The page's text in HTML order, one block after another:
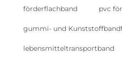
förderflachband pvc
gummi- und
lebensmitteltransportband